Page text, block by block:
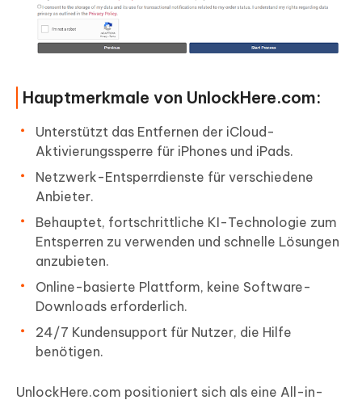
Hauptmerkmale von UnlockHere.com:
Unterstützt das Entfernen der iCloud-
Aktivierungssperre für iPhones und iPads.
Netzwerk-Entsperrdienste für verschiedene
Anbieter.
Behauptet, fortschrittliche KI-Technologie zum
Entsperren zu verwenden und schnelle Lösungen
anzubieten.
Online-basierte Plattform, keine Software-
Downloads erforderlich.
24/7 Kundensupport für Nutzer, die Hilfe
benötigen.
UnlockHere.com positioniert sich als eine All-in-